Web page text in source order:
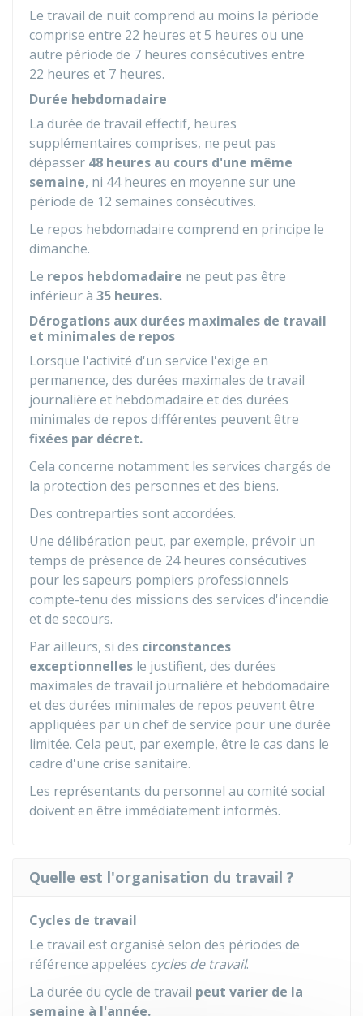
Le travail de nuit comprend au moins la période
comprise entre 22 heures et 5 heures ou une
autre période de 7 heures consécutives entre
22 heures et 7 heures.
Durée hebdomadaire
La durée de travail effectif, heures
supplémentaires comprises, ne peut pas
dépasser 48 heures au cours d'une même
semaine, ni 44 heures en moyenne sur une
période de 12 semaines consécutives.
Le repos hebdomadaire comprend en principe le
dimanche.
Le repos hebdomadaire ne peut pas être
inférieur à 35 heures.
Dérogations aux durées maximales de travail
et minimales de repos
Lorsque l'activité d'un service l'exige en
permanence, des durées maximales de travail
journalière et hebdomadaire et des durées
minimales de repos différentes peuvent être
fixées par décret.
Cela concerne notamment les services chargés de
la protection des personnes et des biens.
Des contreparties sont accordées.
Une délibération peut, par exemple, prévoir un
temps de présence de 24 heures consécutives
pour les sapeurs pompiers professionnels
compte-tenu des missions des services d'incendie
et de secours.
Par ailleurs, si des circonstances
exceptionnelles le justifient, des durées
maximales de travail journalière et hebdomadaire
et des durées minimales de repos peuvent être
appliquées par un chef de service pour une durée
limitée. Cela peut, par exemple, être le cas dans le
cadre d'une crise sanitaire.
Les représentants du personnel au comité social
doivent en être immédiatement informés.
Quelle est l'organisation du travail ?
Cycles de travail
Le travail est organisé selon des périodes de
référence appelées cycles de travail.
La durée du cycle de travail peut varier de la
semaine à l'année.